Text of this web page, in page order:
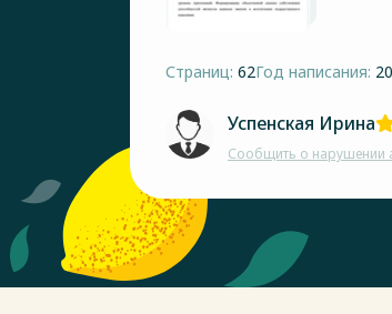
Страниц: 62Год написания:
Успенская Ирина
Сообщить о нарушении